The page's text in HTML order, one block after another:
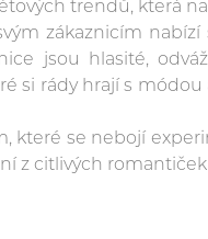
trendů, která
zákaznicím
jsou hlasité,
si rády hrají s
které se nebojí
z citlivých romantiček